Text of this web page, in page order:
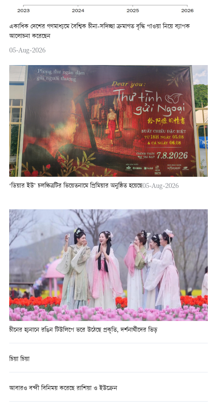
একাধিক দেশের গণমাধ্যমে বৈশ্বিক চীনা-সদিচ্ছা ক্রমাগত বৃদ্ধি পাওয়া নিয়ে ব্যাপক
আলোচনা করেছেন
05-Aug-2026
‘ডিয়ার ইউ’ চলচ্চিত্রটির ভিয়েতনামে প্রিমিয়ার অনুষ্ঠিত হয়েছে05-Aug-2026
চীনের হ্যনানে রঙিন টিউলিপে ভরে উঠেছে প্রকৃতি, দর্শনার্থীদের ভিড়
চিয়া চিয়া
আবারও বন্দী বিনিময় করেছে রাশিয়া ও ইউক্রেন